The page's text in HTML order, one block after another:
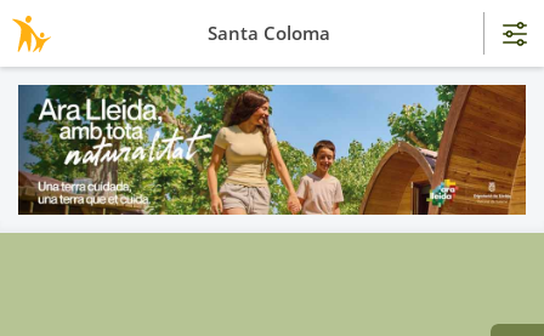
Santa Coloma